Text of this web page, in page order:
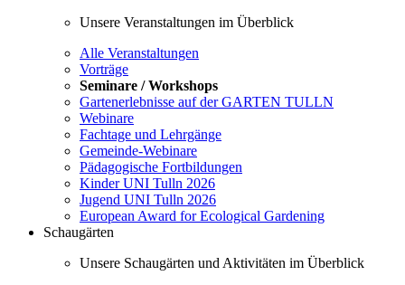
Unsere Veranstaltungen im Überblick
Alle Veranstaltungen
Vorträge
Seminare / Workshops
Gartenerlebnisse auf der GARTEN TULLN
Webinare
Fachtage und Lehrgänge
Gemeinde-Webinare
Pädagogische Fortbildungen
Kinder UNI Tulln 2026
Jugend UNI Tulln 2026
European Award for Ecological Gardening
Schaugärten
Unsere Schaugärten und Aktivitäten im Überblick